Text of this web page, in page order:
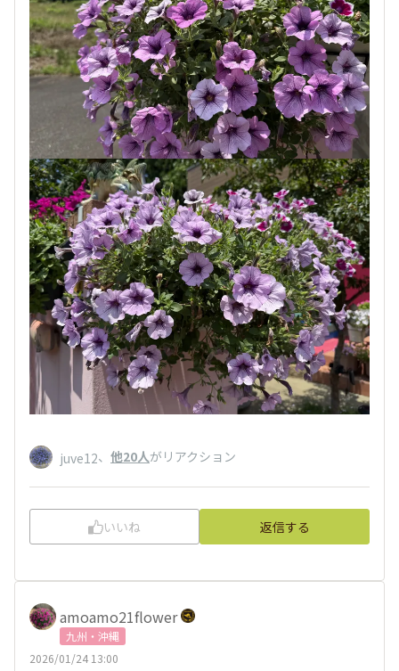
juve12、 他20人がリアクション
いいね 返信する
amoamo21flower
九州・沖縄
2026/01/24 13:00